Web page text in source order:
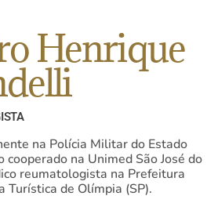
Henrique
na Polícia Militar do Estado
cooperado na Unimed São José do
reumatologista na Prefeitura
Turística de Olímpia (SP).